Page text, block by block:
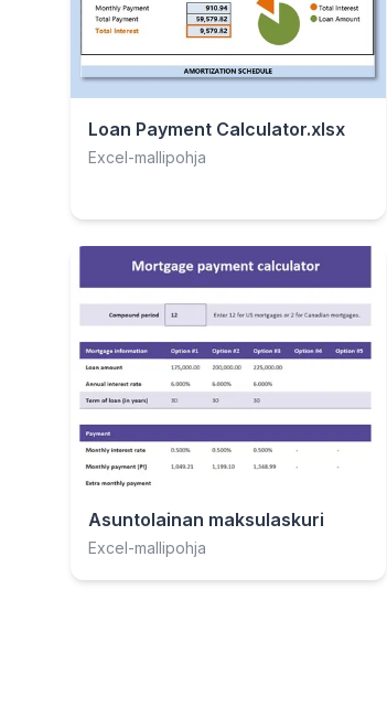
Loan Payment Calculator.xlsx
Excel-mallipohja
Asuntolainan maksulaskuri
Excel-mallipohja